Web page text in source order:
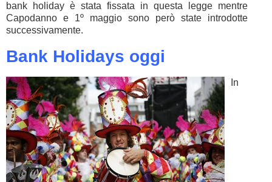
bank holiday è stata fissata in questa legge mentre
Capodanno e 1º maggio sono però state introdotte
successivamente.
Bank Holidays oggi
In